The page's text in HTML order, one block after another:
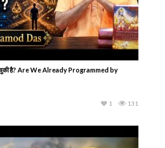
चुकी है? Are We Already Programmed by
131
1